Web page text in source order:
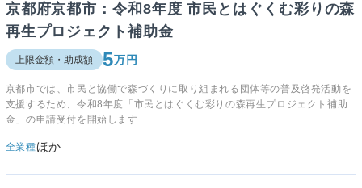
京都府京都市：令和8年度 市民とはぐくむ彩りの森
再生プロジェクト補助金
上限金額・助成額 5万円
京都市では、市民と協働で森づくりに取り組まれる団体等の普及啓発活動を
支援するため、令和8年度「市民とはぐくむ彩りの森再生プロジェクト補助
金」の申請受付を開始します
全業種ほか